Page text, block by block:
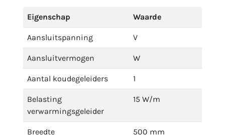
Eigenschap Waarde
Aansluitspanning V
Aansluitvermogen W
Aantal koudegeleiders 1
Belasting
verwarmingsgeleider
15 W/m
Breedte 500 mm